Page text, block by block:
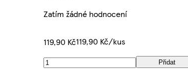
Zatím žádné hodnocení
119,90 Kč119,90 Kč/kus
Přidat